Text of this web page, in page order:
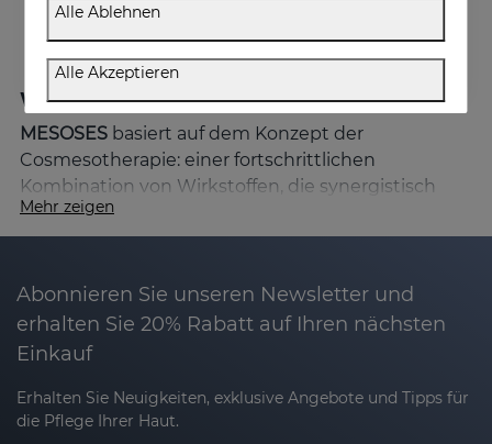
Was unterscheidet MESOSES?
MESOSES basiert auf dem Konzept der
Cosmesotherapie: einer fortschrittlichen
Kombination von Wirkstoffen, die synergistisch
wirken und gezielt auf die Zeichen der
Hautalterung einwirken.
In den Formulierungen finden Sie einen
Elastizität und Hautkomfort sind und
revitalisierende Vorteile bieten.
Mehr zeigen
Abonnieren Sie unseren Newsletter und
erhalten Sie 20% Rabatt auf Ihren nächsten
Einkauf
Erhalten Sie Neuigkeiten, exklusive Angebote und Tipps für
die Pflege Ihrer Haut.
Alle Ablehnen
Alle Akzeptieren